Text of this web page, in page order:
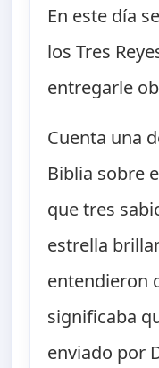
En este día
los Tres
entregarle
Cuenta una
Biblia sobre
que tres
estrella
entendieron
significaba
enviado por